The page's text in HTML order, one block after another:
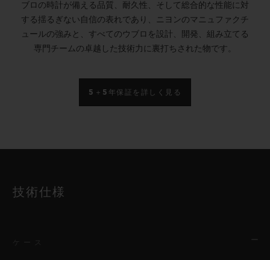
ブロの時計が備える品質、耐久性、そして総合的な性能に対
する揺るぎない自信の表れであり、ニヨンのマニュファクチ
ュールの強みと、すべてのウブロを設計、開発、組み立てる
専門チームの卓越した技術力に裏打ちされた物です。
5＋5年保証を詳しく見る
技術仕様